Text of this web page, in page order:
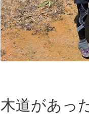
木道があっ